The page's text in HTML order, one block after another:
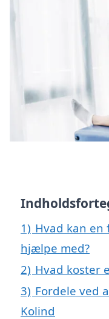
1) Hvad kan en
hjælpe med?
2) Hvad koster
3) Fordele ved
Kolind